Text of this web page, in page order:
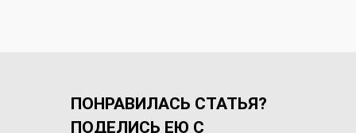
ПОНРАВИЛАСЬ СТАТЬЯ?
ПОДЕЛИСЬ ЕЮ С